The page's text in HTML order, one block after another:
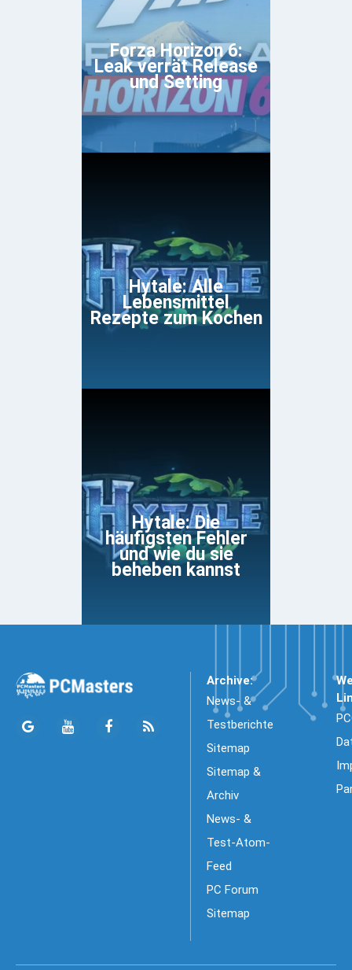
Forza Horizon 6:
Leak verrät Release
und Setting
Hytale: Alle
Lebensmittel
Rezepte zum Kochen
Hytale: Die
häufigsten Fehler
und wie du sie
beheben kannst
Archive:
News- &
Testberichte
Sitemap
Sitemap &
Archiv
News- &
Test-Atom-
Feed
PC Forum
Sitemap